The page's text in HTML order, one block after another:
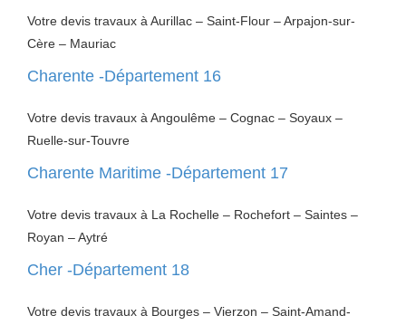
Votre devis travaux à Aurillac – Saint-Flour – Arpajon-sur-
Cère – Mauriac
Charente -Département 16
Votre devis travaux à Angoulême – Cognac – Soyaux –
Ruelle-sur-Touvre
Charente Maritime -Département 17
Votre devis travaux à La Rochelle – Rochefort – Saintes –
Royan – Aytré
Cher -Département 18
Votre devis travaux à Bourges – Vierzon – Saint-Amand-